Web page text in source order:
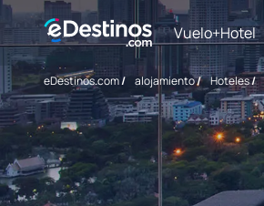
Vuelo+Hotel
eDestinos.com/ alojamiento/ Hoteles/